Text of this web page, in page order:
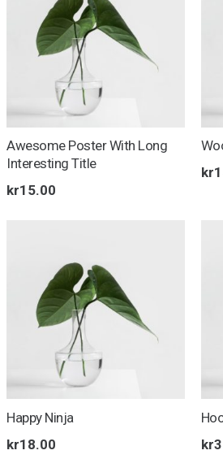
Awesome Poster With Long
Interesting Title
kr15.00
kr
Happy Ninja
kr18.00
kr